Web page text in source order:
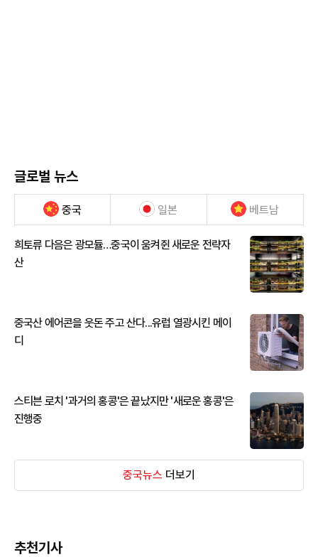
글로벌 뉴스
중국 일본 베트남
희토류 다음은 광모듈…중국이 움켜쥔 새로운 전략자
산
중국산 에어콘을 웃돈 주고 산다...유럽 열광시킨 메이
디
스티븐 로치 '과거의 홍콩'은 끝났지만 '새로운 홍콩'은
진행중
중국뉴스 더보기
추천기사